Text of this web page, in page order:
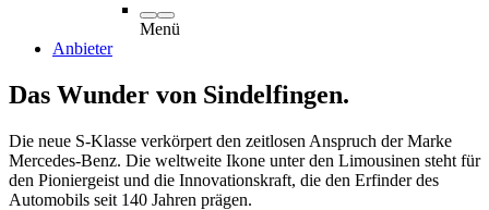
Menü
Anbieter
Das Wunder von Sindelfingen.
Die neue S-Klasse verkörpert den zeitlosen Anspruch der Marke
Mercedes-Benz. Die weltweite Ikone unter den Limousinen steht für
den Pioniergeist und die Innovationskraft, ​die den Erfinder des
Automobils seit 140 Jahren prägen.